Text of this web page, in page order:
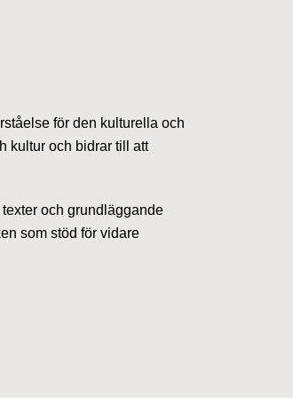
för den kulturella och
kultur och bidrar till att
och grundläggande
som stöd för vidare